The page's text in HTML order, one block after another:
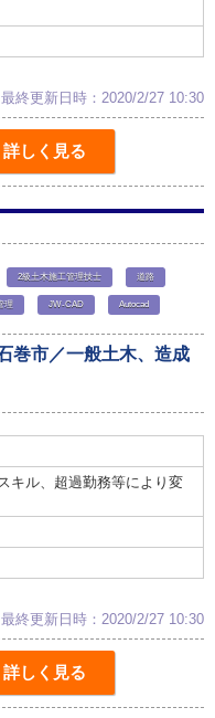
最終更新日時：2020/2/27 10:30
詳しく見る
2級土木施工管理技士 道路
理 JW-CAD Autocad
巻市／一般土木、造成
キル、超過勤務等により変
最終更新日時：2020/2/27 10:30
詳しく見る